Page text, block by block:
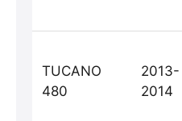
TUCANO
480
2013-
2014